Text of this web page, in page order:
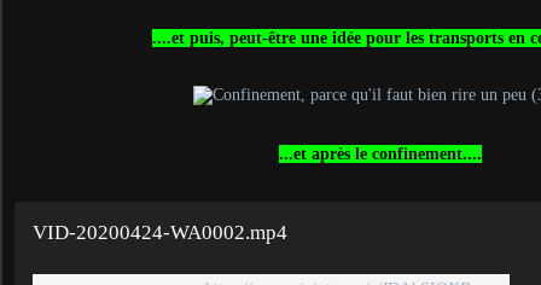
....et puis, peut-être une idée pour les transports en
...et après le confinement....
VID-20200424-WA0002.mp4